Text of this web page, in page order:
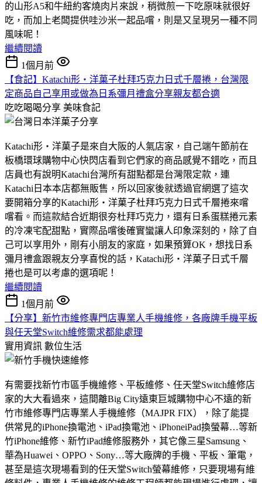
的山形A5和牛紐約客燒肉片來說，稍微煎一下吃原味就很好
吃，而加上老闆提供哇沙米一起品嚐，則是又呈現另一種不同
風味呢！
繼續閱讀
1個月前
【食記】Katachi形‧洋菓子杜拜巧克力日式千層捲，台灣限
定商品自己享用或做為日系彌月禮盒分享親友都合適
吃吃喝喝分享 美味食記
Katachi形‧洋菓子是來自大阪的人氣店家，自己端午節前在
板橋環球購物中心快閃店看到它們家的商品感覺不錯吃，而且
店員也有說明Katachi台灣所有甜點都是台灣限定款，連
Katachi日本本店都無販售，所以回家後就透過官網選了這次
要開箱分享的Katachi形‧洋菓子杜拜巧克力日式千層捲來嚐
嚐看。而這款結合近期很夯杜拜巧克力，還有日系蛋糕捲元素
的冷凍宅配甜點，實際品嚐後確實蠻讓人印象深刻的，除了自
己可以享用外，剛有小朋友的家庭，如果預算OK，想找日系
彌月禮盒跟親友分享喜悅的話，Katachi形‧洋菓子日式千層
捲也是可以考慮的選項呢！
繼續閱讀
1個月前
【分享】新竹市維修專門店專業人手機維修，各廠牌手機平板
與任天堂Switch維修需求都能處理
實用資訊 數位生活
有需要找新竹市區手機維修、平板維修、任天堂Switch維修店
家的大大看過來，這間離Big City遠東巨城購物中心不遠的新
竹市維修專門店專業人手機維修（MAJPR FIX），除了能提
供常見的iPhone換電池、iPad換電池、iPhoneiPad換螢幕…等新
竹iPhone維修、新竹iPad維修服務外，其它像三星Samsung、
華為Huawei、OPPO、Sony…等大廠牌的手機、平板、筆電，
甚至是這次現場看到的任天堂Switch螢幕維修，只要現場有維